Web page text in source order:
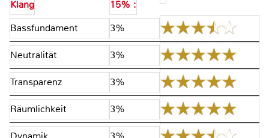
Klang
15% :
Bassfundament
3%
Neutralität 3%
Transparenz 3%
Räumlichkeit 3%